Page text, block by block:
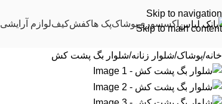
Skip to navigation
Skip to main content
اکسسوریپوشاکپک هاکفشکیفلوازم آرایشی
خانه پوشاک شلوار زنانه شلوار بگ پشت کش